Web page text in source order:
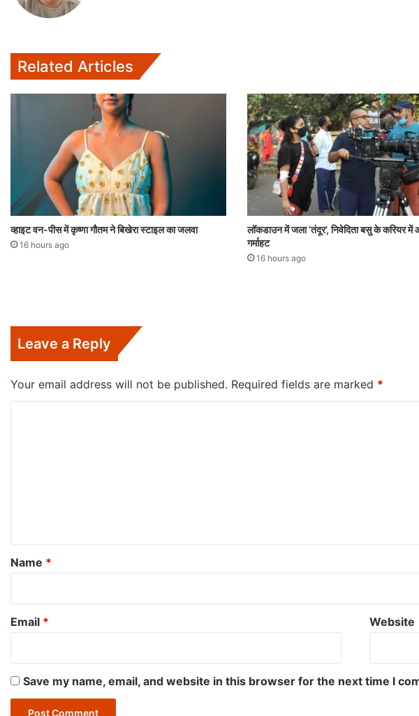
Related Articles
व्हाइट वन-पीस में कृष्णा गौतम ने बिखेरा स्टाइल का जलवा
16 hours ago
लॉकडाउन में जला ‘तंदूर’, निवेदिता बसु के करियर
गर्माहट
16 hours ago
Leave a Reply
Your email address will not be published. Required fields are marked *
*
Name *
Email * Website
Save my name, email, and website in this browser for the next time I